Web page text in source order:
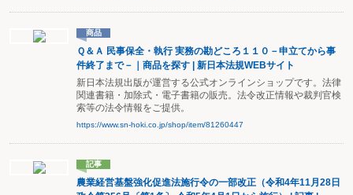
商品
Ｑ＆Ａ 民事保全・執行 実務の勘どころ１１０－申立てから事
件終了まで－｜商品を探す | 新日本法規WEBサイト
新日本法規出版が運営する公式オンラインショップです。法律
関連書籍・加除式・電子書籍の販売。法令改正情報や裁判官検
索等の法令情報をご提供。
https://www.sn-hoki.co.jp/shop/item/81260447
記事
農業経営基盤強化促進法施行令の一部改正（令和4年11月28日